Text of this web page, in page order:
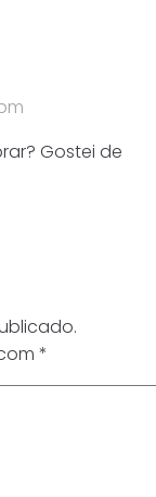
Gostei de
*